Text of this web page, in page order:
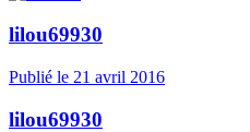
lilou69930
Publié le 21 avril 2016
lilou69930